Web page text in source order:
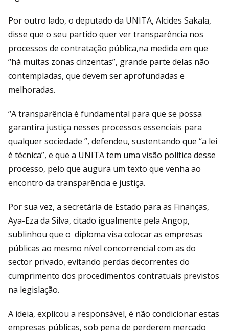
Por outro lado, o deputado da UNITA, Alcides Sakala,
disse que o seu partido quer ver transparência nos
processos de contratação pública,na medida em que
“há muitas zonas cinzentas”, grande parte delas não
contempladas, que devem ser aprofundadas e
melhoradas.
“A transparência é fundamental para que se possa
garantira justiça nesses processos essenciais para
qualquer sociedade ”, defendeu, sustentando que “a lei
é técnica”, e que a UNITA tem uma visão política desse
processo, pelo que augura um texto que venha ao
encontro da transparência e justiça.
Por sua vez, a secretária de Estado para as Finanças,
Aya-Eza da Silva, citado igualmente pela Angop,
sublinhou que o diploma visa colocar as empresas
públicas ao mesmo nível concorrencial com as do
sector privado, evitando perdas decorrentes do
cumprimento dos procedimentos contratuais previstos
na legislação.
A ideia, explicou a responsável, é não condicionar estas
empresas públicas, sob pena de perderem mercado